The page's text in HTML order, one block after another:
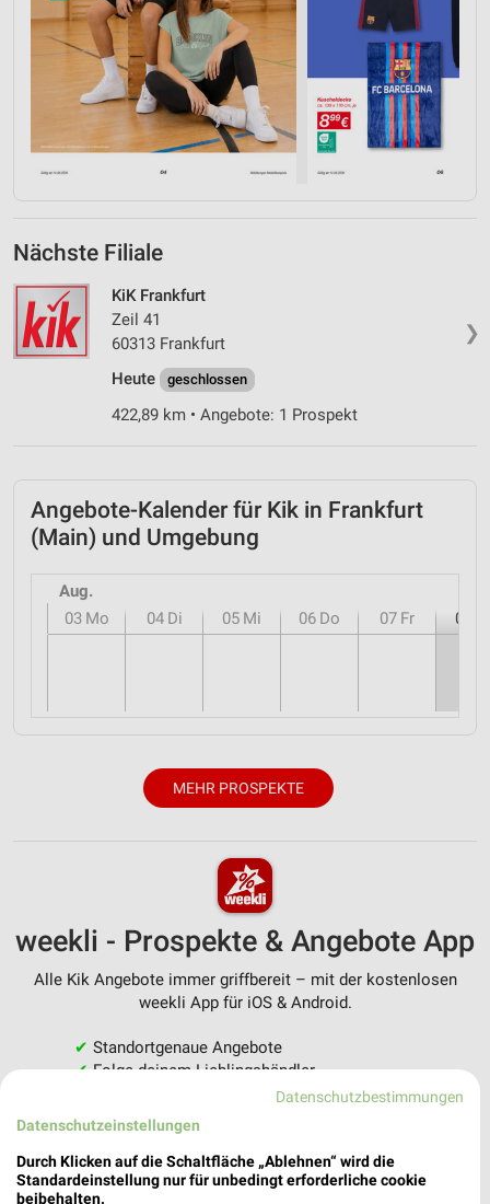
Nächste Filiale
❯
KiK Frankfurt
Zeil 41
60313 Frankfurt
Heute
geschlossen
422,89 km • Angebote: 1 Prospekt
Angebote-Kalender für Kik in Frankfurt
(Main) und Umgebung
Aug.
03 Mo 04 Di 05 Mi 06 Do 07 Fr 08
MEHR PROSPEKTE
weekli - Prospekte & Angebote App
Alle Kik Angebote immer griffbereit – mit der kostenlosen
weekli App für iOS & Android.
✔ Standortgenaue Angebote
✔Folge deinem Lieblingshändler
Push-Benachrichtigungen bei neuen Prospekten
✔
Einkaufsliste - Einkauf stressfrei planen
JETZT LADEN UND SPAREN!
Datenschutzbestimmungen
Datenschutzeinstellungen
Durch Klicken auf die Schaltfläche „Ablehnen“ wird die
Standardeinstellung nur für unbedingt erforderliche cookie
beibehalten.